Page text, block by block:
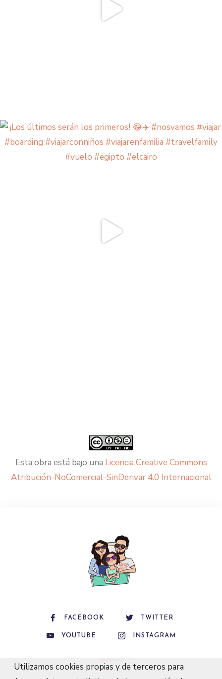
Esta obra está bajo una Licencia Creative Commons
Atribución-NoComercial-SinDerivar 4.0 Internacional
FACEBOOK TWITTER
YOUTUBE INSTAGRAM
Utilizamos cookies propias y de terceros para